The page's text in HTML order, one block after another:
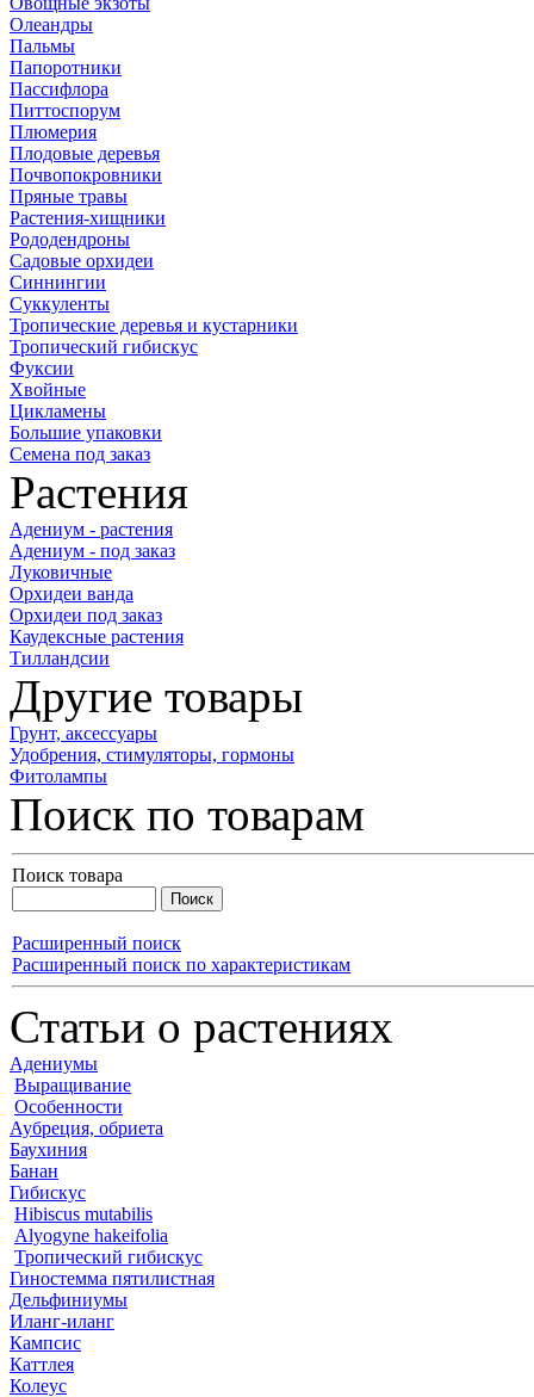
Олеандры
Пальмы
Папоротники
Пассифлора
Питтоспорум
Плюмерия
Плодовые деревья
Почвопокровники
Пряные травы
Растения-хищники
Рододендроны
Садовые орхидеи
Синнингии
Суккуленты
Тропические деревья и кустарники
Тропический гибискус
Фуксии
Хвойные
Цикламены
Большие упаковки
Семена под заказ
Растения
Адениум - растения
Адениум - под заказ
Луковичные
Орхидеи ванда
Орхидеи под заказ
Каудексные растения
Тилландсии
Другие товары
Грунт, аксессуары
Удобрения, стимуляторы, гормоны
Фитолампы
Поиск по товарам
Поиск товара
Расширенный поиск
Расширенный поиск по характеристикам
Статьи о растениях
Адениумы
Выращивание
Особенности
Аубреция, обриета
Баухиния
Банан
Гибискус
Hibiscus mutabilis
Alyogyne hakeifolia
Тропический гибискус
Гиностемма пятилистная
Дельфиниумы
Иланг-иланг
Кампсис
Каттлея
Колеус